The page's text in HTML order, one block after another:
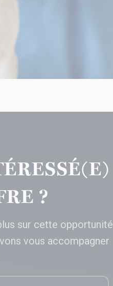
?
sur cette opportunité
vous accompagner